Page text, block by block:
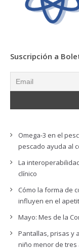
Suscripción a
Omega-3 en el
pescado ayuda al
La
clínico
Cómo la forma de
influyen en el
Mayo: Mes de la
Pantallas, prisas y
niño menor de tres